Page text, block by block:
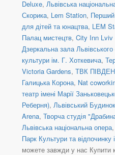
Deluxe, Львівська
Скорика, Lem Station, Перший
для дітей та юнацтва, LEM
Палац мистецтв, City Inn
Дзеркальна зала
культури ім. Г. Хоткевича,
Victoria Gardens, ТВК
Галицька Корона, Nat
театр імені Марії
Реберня), Львівський
Arena, Творча студія
Львівська національна опера,
Парк Культури та
можете завжди у нас Купити